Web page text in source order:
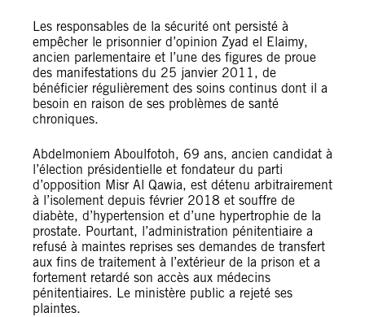
Les responsables de la sécurité ont persisté à
empêcher le prisonnier d’opinion Zyad el Elaimy,
ancien parlementaire et l’une des figures de proue
des manifestations du 25 janvier 2011, de
bénéficier régulièrement des soins continus dont il a
besoin en raison de ses problèmes de santé
chroniques.
Abdelmoniem Aboulfotoh, 69 ans, ancien candidat à
l’élection présidentielle et fondateur du parti
d’opposition Misr Al Qawia, est détenu arbitrairement
à l’isolement depuis février 2018 et souffre de
diabète, d’hypertension et d’une hypertrophie de la
prostate. Pourtant, l’administration pénitentiaire a
refusé à maintes reprises ses demandes de transfert
aux fins de traitement à l’extérieur de la prison et a
fortement retardé son accès aux médecins
pénitentiaires. Le ministère public a rejeté ses
plaintes.